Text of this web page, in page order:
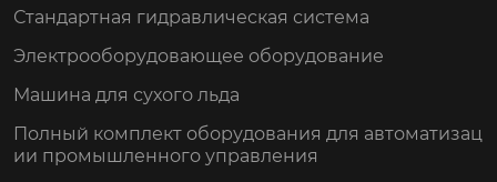
Стандартная гидравлическая система
Электрооборудовающее оборудование
Машина для сухого льда
Полный комплект оборудования для автоматизац
ии промышленного управления